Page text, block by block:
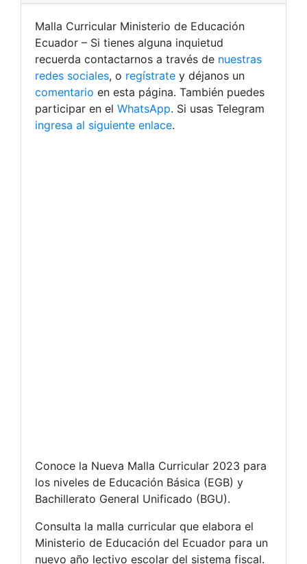
Malla Curricular Ministerio de Educación
Ecuador – Si tienes alguna inquietud
recuerda contactarnos a través de nuestras
redes sociales, o regístrate y déjanos un
comentario en esta página. También puedes
participar en el WhatsApp. Si usas Telegram
ingresa al siguiente enlace.
Conoce la Nueva Malla Curricular 2023 para
los niveles de Educación Básica (EGB) y
Bachillerato General Unificado (BGU).
Consulta la malla curricular que elabora el
Ministerio de Educación del Ecuador para un
nuevo año lectivo escolar del sistema fiscal.